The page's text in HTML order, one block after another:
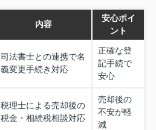
内容
安心ポイ
ント
司法書士との連携で名
義変更手続き対応
正確な登
記手続で
安心
税理士による売却後の
税金・相続税相談対応
売却後の
不安が軽
減